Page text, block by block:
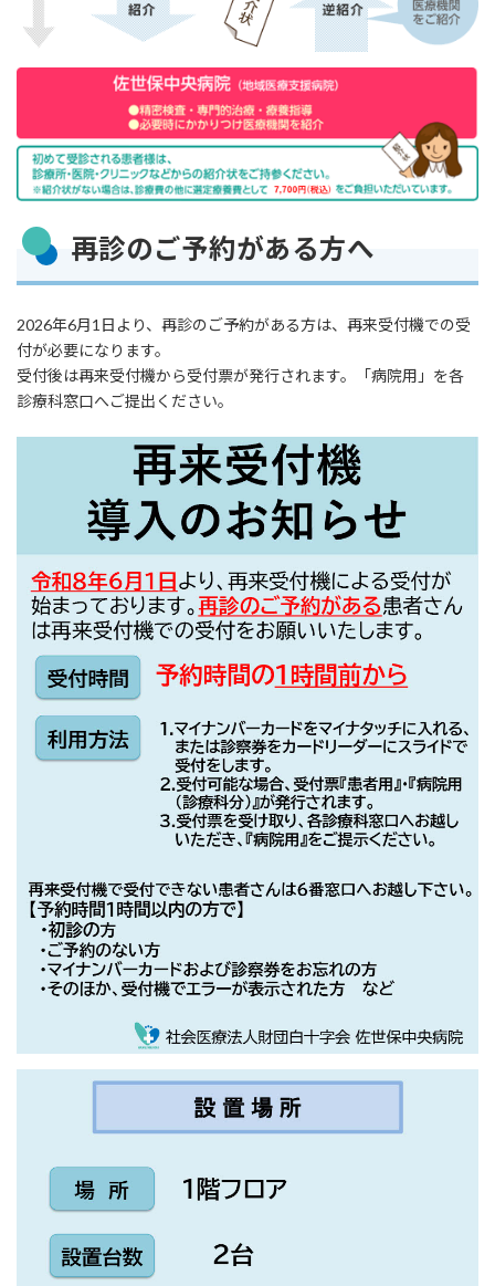
再診のご予約がある方へ
2026年6月1日より、再診のご予約がある方は、再来受付機での受
付が必要になります。
受付後は再来受付機から受付票が発行されます。「病院用」を各
診療科窓口へご提出ください。